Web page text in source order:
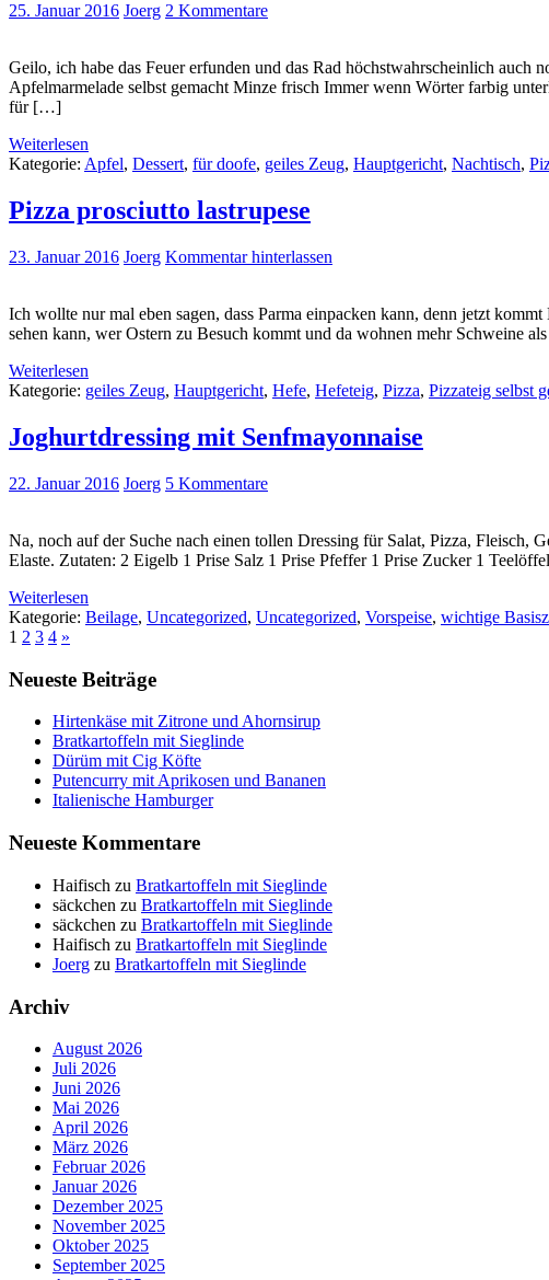
25. Januar 2016 Joerg 2 Kommentare
Geilo, ich habe das Feuer erfunden und das Rad höchstwahrscheinlich
Apfelmarmelade selbst gemacht Minze frisch Immer wenn Wörter farbig
für […]
Weiterlesen
Kategorie: Apfel, Dessert, für doofe, geiles Zeug, Hauptgericht, Nachtisch,
Pizza prosciutto lastrupese
23. Januar 2016 Joerg Kommentar hinterlassen
Ich wollte nur mal eben sagen, dass Parma einpacken kann, denn jetzt
sehen kann, wer Ostern zu Besuch kommt und da wohnen mehr Schweine
Weiterlesen
Kategorie: geiles Zeug, Hauptgericht, Hefe, Hefeteig, Pizza, Pizzateig selbst
Joghurtdressing mit Senfmayonnaise
22. Januar 2016 Joerg 5 Kommentare
Na, noch auf der Suche nach einen tollen Dressing für Salat, Pizza, Fleisch,
Elaste. Zutaten: 2 Eigelb 1 Prise Salz 1 Prise Pfeffer 1 Prise Zucker 1
Weiterlesen
Kategorie: Beilage, Uncategorized, Uncategorized, Vorspeise, wichtige
1 2 3 4 »
Neueste Beiträge
Hirtenkäse mit Zitrone und Ahornsirup
Bratkartoffeln mit Sieglinde
Dürüm mit Cig Köfte
Putencurry mit Aprikosen und Bananen
Italienische Hamburger
Neueste Kommentare
Haifisch zu Bratkartoffeln mit Sieglinde
säckchen zu Bratkartoffeln mit Sieglinde
säckchen zu Bratkartoffeln mit Sieglinde
Haifisch zu Bratkartoffeln mit Sieglinde
Joerg zu Bratkartoffeln mit Sieglinde
Archiv
August 2026
Juli 2026
Juni 2026
Mai 2026
April 2026
März 2026
Februar 2026
Januar 2026
Dezember 2025
November 2025
Oktober 2025
September 2025